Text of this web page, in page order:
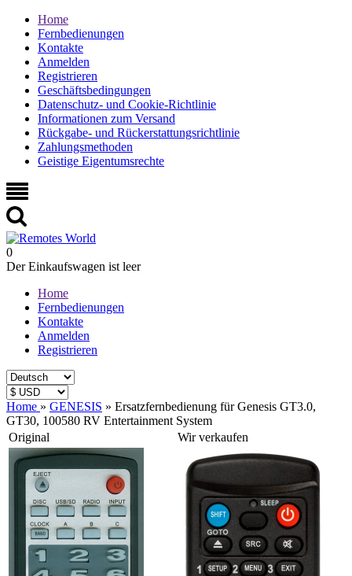
Home
Fernbedienungen
Kontakte
Anmelden
Registrieren
Geschäftsbedingungen
Datenschutz- und Cookie-Richtlinie
Informationen zum Versand
Rückgabe- und Rückerstattungsrichtlinie
Zahlungsmethoden
Geistige Eigentumsrechte
0
Der Einkaufswagen ist leer
Home
Fernbedienungen
Kontakte
Anmelden
Registrieren
Home » GENESIS » Ersatzfernbedienung für Genesis GT3.0,
GT30, 100580 RV Entertainment System
Original
Wir verkaufen